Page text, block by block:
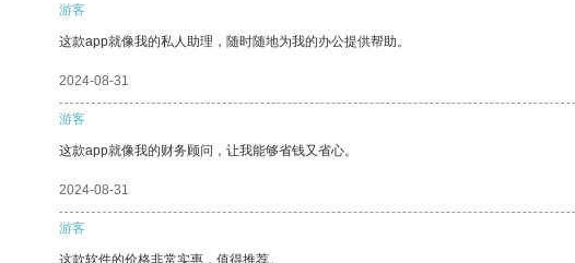
游客
这款app就像我的私人助理，随时随地为我的办公提供帮助。
2024-08-31
游客
这款app就像我的财务顾问，让我能够省钱又省心。
2024-08-31
游客
这款软件的价格非常实惠，值得推荐。